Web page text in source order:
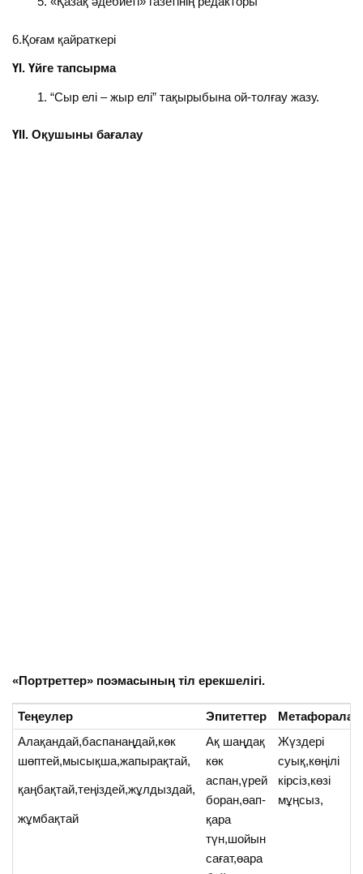
6.Қоғам қайраткері
ҮІ. Үйге тапсырма
“Сыр елі – жыр елі” тақырыбына ой-толғау жазу.
ҮІІ. Оқушыны бағалау
«Портреттер» поэмасының тіл ерекшелігі.
Теңеулер Эпитеттер
Метафоралар
Алақандай,баспанаңдай,көк
шөптей,мысықша,жапырақтай,
қаңбақтай,теңіздей,жұлдыздай,
жұмбақтай
Ақ шаңдақ
көк
аспан,үрей
боран,өап-
қара
түн,шойын
сағат,өара
Жүздері
суық,көңілі
кірсіз,көзі
мұңсыз,